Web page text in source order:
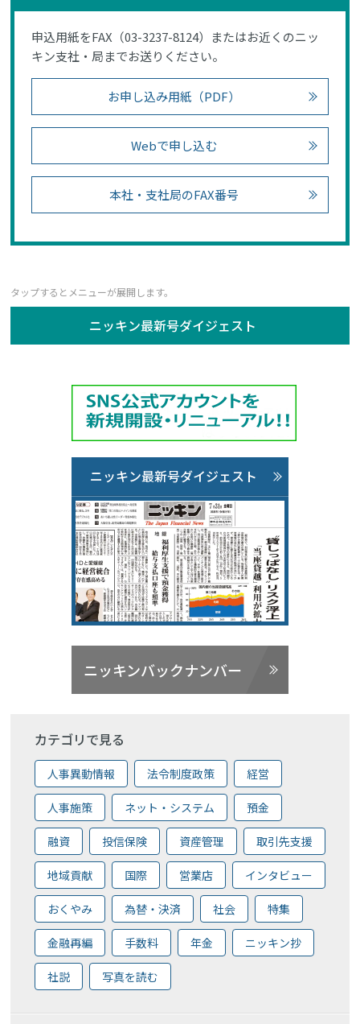
申込用紙をFAX（03-3237-8124）またはお近くのニッ
キン支社・局までお送りください。
お申し込み用紙（PDF）
Webで申し込む
本社・支社局のFAX番号
ニッキン最新号ダイジェスト
ニッキン最新号ダイジェスト
ニッキンバックナンバー
カテゴリで見る
人事異動情報 法令制度政策 経営
人事施策 ネット・システム 預金
融資 投信保険 資産管理 取引先支援
地域貢献 国際 営業店 インタビュー
おくやみ 為替・決済 社会 特集
金融再編 手数料 年金 ニッキン抄
社説 写真を読む